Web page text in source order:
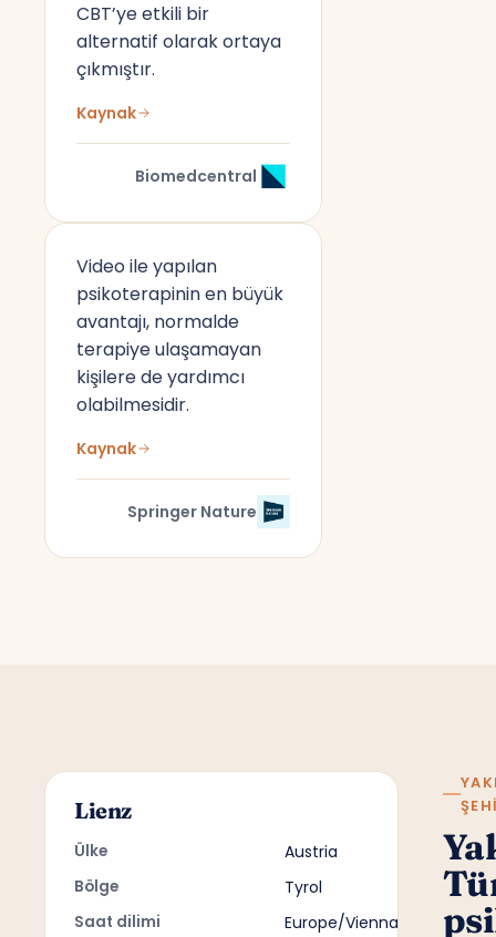
CBT’ye etkili bir
alternatif olarak ortaya
çıkmıştır.
Kaynak
Biomedcentral
Video ile yapılan
psikoterapinin en büyük
avantajı, normalde
terapiye ulaşamayan
kişilere de yardımcı
olabilmesidir.
Kaynak
Springer Nature
Lienz
Ülke Austria
Bölge Tyrol
Saat dilimi Europe/Vienna